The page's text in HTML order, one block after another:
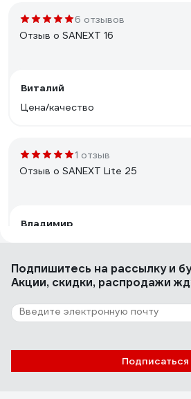
6 отзывов
Отзыв о SANEXT 16
Виталий
Цена/качество
1 отзыв
Отзыв о SANEXT Lite 25
Владимир
Гайки отличные, насаживаться
1 отзыв
Отзыв о SANEXT 20x2
Подпишитесь на рассылкуи
Акции, скидки, распродажи
Подписаться